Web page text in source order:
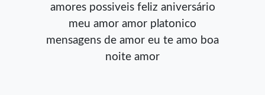
amores possiveis feliz aniversário
meu amor amor platonico
mensagens de amor eu te amo boa
noite amor